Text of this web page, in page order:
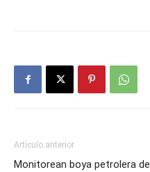
Artículo anterior
Monitorean boya petrolera de